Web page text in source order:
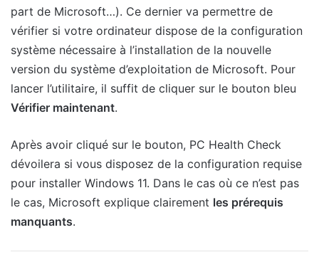
part de Microsoft…). Ce dernier va permettre de
vérifier si votre ordinateur dispose de la configuration
système nécessaire à l’installation de la nouvelle
version du système d’exploitation de Microsoft. Pour
lancer l’utilitaire, il suffit de cliquer sur le bouton bleu
Vérifier maintenant.
Après avoir cliqué sur le bouton, PC Health Check
dévoilera si vous disposez de la configuration requise
pour installer Windows 11. Dans le cas où ce n’est pas
le cas, Microsoft explique clairement les prérequis
manquants.